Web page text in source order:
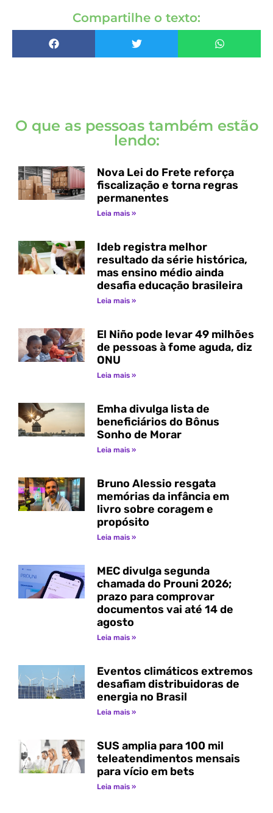
Compartilhe o texto:
O que as pessoas também estão
lendo:
Nova Lei do Frete reforça
fiscalização e torna regras
permanentes
Leia mais »
Ideb registra melhor
resultado da série histórica,
mas ensino médio ainda
desafia educação brasileira
Leia mais »
El Niño pode levar 49 milhões
de pessoas à fome aguda, diz
ONU
Leia mais »
Emha divulga lista de
beneficiários do Bônus
Sonho de Morar
Leia mais »
Bruno Alessio resgata
memórias da infância em
livro sobre coragem e
propósito
Leia mais »
MEC divulga segunda
chamada do Prouni 2026;
prazo para comprovar
documentos vai até 14 de
agosto
Leia mais »
Eventos climáticos extremos
desafiam distribuidoras de
energia no Brasil
Leia mais »
SUS amplia para 100 mil
teleatendimentos mensais
para vício em bets
Leia mais »